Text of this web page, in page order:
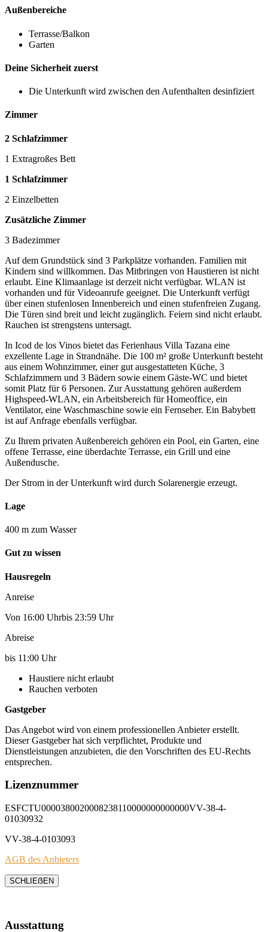
Außenbereiche
Terrasse/Balkon
Garten
Deine Sicherheit zuerst
Die Unterkunft wird zwischen den Aufenthalten desinfiziert
Zimmer
2 Schlafzimmer
1 Extragroßes Bett
1 Schlafzimmer
2 Einzelbetten
Zusätzliche Zimmer
3 Badezimmer
Auf dem Grundstück sind 3 Parkplätze vorhanden. Familien mit
Kindern sind willkommen. Das Mitbringen von Haustieren ist nicht
erlaubt. Eine Klimaanlage ist derzeit nicht verfügbar. WLAN ist
vorhanden und für Videoanrufe geeignet. Die Unterkunft verfügt
über einen stufenlosen Innenbereich und einen stufenfreien Zugang.
Die Türen sind breit und leicht zugänglich. Feiern sind nicht erlaubt.
Rauchen ist strengstens untersagt.
In Icod de los Vinos bietet das Ferienhaus Villa Tazana eine
exzellente Lage in Strandnähe. Die 100 m² große Unterkunft besteht
aus einem Wohnzimmer, einer gut ausgestatteten Küche, 3
Schlafzimmern und 3 Bädern sowie einem Gäste-WC und bietet
somit Platz für 6 Personen. Zur Ausstattung gehören außerdem
Highspeed-WLAN, ein Arbeitsbereich für Homeoffice, ein
Ventilator, eine Waschmaschine sowie ein Fernseher. Ein Babybett
ist auf Anfrage ebenfalls verfügbar.
Zu Ihrem privaten Außenbereich gehören ein Pool, ein Garten, eine
offene Terrasse, eine überdachte Terrasse, ein Grill und eine
Außendusche.
Der Strom in der Unterkunft wird durch Solarenergie erzeugt.
Lage
400 m zum Wasser
Gut zu wissen
Hausregeln
Anreise
Von 16:00 Uhrbis 23:59 Uhr
Abreise
bis 11:00 Uhr
Haustiere nicht erlaubt
Rauchen verboten
Gastgeber
Das Angebot wird von einem professionellen Anbieter erstellt.
Dieser Gastgeber hat sich verpflichtet, Produkte und
Dienstleistungen anzubieten, die den Vorschriften des EU-Rechts
entsprechen.
Lizenznummer
ESFCTU0000380020008238110000000000000VV-38-4-
01030932
VV-38-4-0103093
AGB des Anbieters
SCHLIEẞEN
Ausstattung